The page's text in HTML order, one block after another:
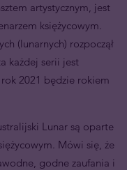
artystycznym, jest
księżycowym.
(lunarnych) rozpoczął
każdej serii jest
2021 będzie rokiem
Lunar są oparte
Mówi się, że
godne zaufania i